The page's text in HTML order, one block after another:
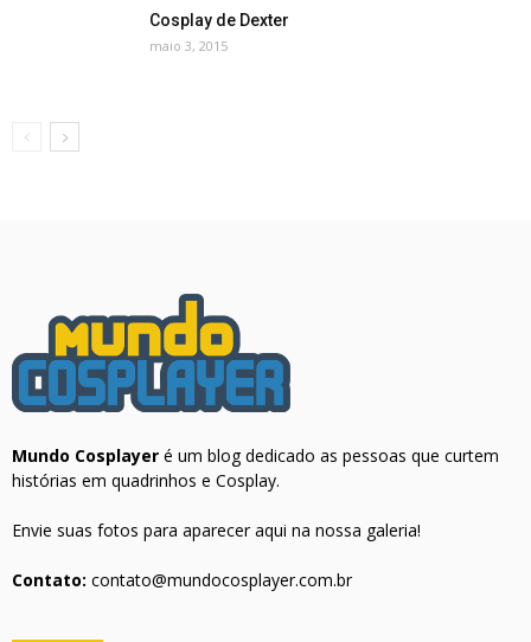
Cosplay de Dexter
maio 3, 2015
Mundo Cosplayer é um blog dedicado as pessoas que curtem
histórias em quadrinhos e Cosplay.
Envie suas fotos para aparecer aqui na nossa galeria!
Contato: contato@mundocosplayer.com.br